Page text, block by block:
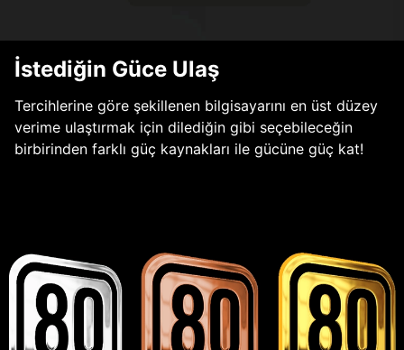
İstediğin Güce Ulaş
Tercihlerine göre şekillenen bilgisayarını en üst düzey
verime ulaştırmak için dilediğin gibi seçebileceğin
birbirinden farklı güç kaynakları ile gücüne güç kat!